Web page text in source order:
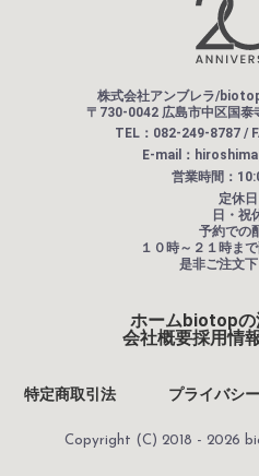
株式会社アンブレラ/
〒730-0042 広島市中区国泰
TEL：082-249-8787 /
E-mail：
営業時間：
定休日
日・祝
予約での
１０時～２１時ま
是非ご注文
ホームbiotopの
会社概要採用情
特定商取引法 プライバシ
Copyright (C) 2018 - 2026